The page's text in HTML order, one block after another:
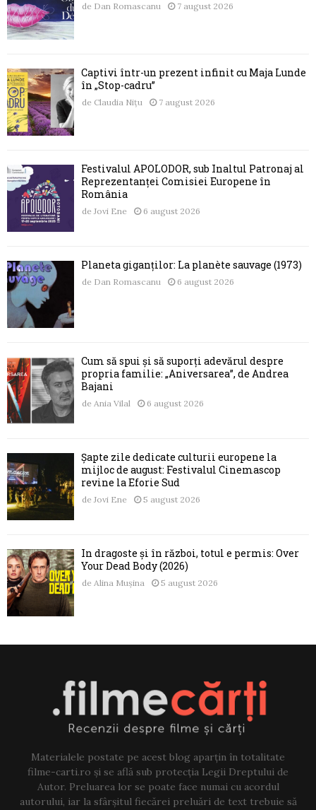
de Dan Romascanu 7 august 2026
Captivi într-un prezent infinit cu Maja Lunde
în „Stop-cadru”
de Claudia Nițu 7 august 2026
Festivalul APOLODOR, sub Înaltul Patronaj al
Reprezentanței Comisiei Europene în
România
de Jovi Ene 6 august 2026
Planeta giganților: La planète sauvage (1973)
de Dan Romascanu 6 august 2026
Cum să spui și să suporți adevărul despre
propria familie: „Aniversarea”, de Andrea
Bajani
de Ania Vilal 6 august 2026
Șapte zile dedicate culturii europene la
mijloc de august: Festivalul Cinemascop
revine la Eforie Sud
de Jovi Ene 5 august 2026
În dragoste și în război, totul e permis: Over
Your Dead Body (2026)
de Alina Mușina 5 august 2026
Materialele postate pe acest blog aparțin în totalitate
filme-carti.ro și se află sub protecția Legii Dreptului de
Autor. Preluarea lor se poate face numai cu acordul
autorului, iar la sfârșitul fiecărei preluări de text trebuie să